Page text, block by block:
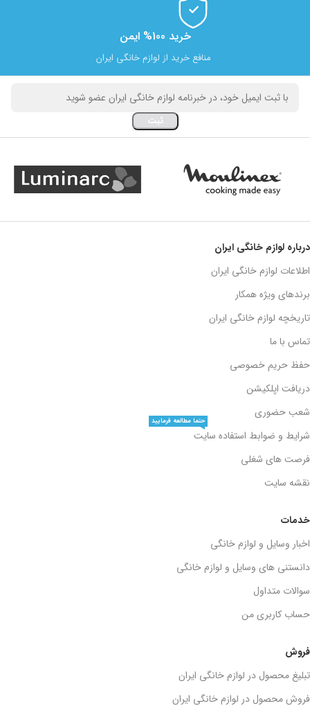
خرید 100% ایمن
منافع خرید از لوازم خانگی ایران
فروش
تبلیغ محصول در لوازم خانگی ایران
فروش محصول در لوازم خانگی ایران
خدمات
اخبار وسایل و لوازم خانگی
دانستنی های وسایل و لوازم خانگی
سوالات متداول
حساب کاربری من
درباره لوازم خانگی ایران
اطلاعات لوازم خانگی ایران
برندهای ویژه همکار
تاریخچه لوازم خانگی ایران
تماس با ما
حفظ حریم خصوصی
دریافت اپلکیشن
شعب حضوری
شرایط و ضوابط استفاده سایت
حتما مطالعه فرمایید
فرصت های شغلی
نقشه سایت